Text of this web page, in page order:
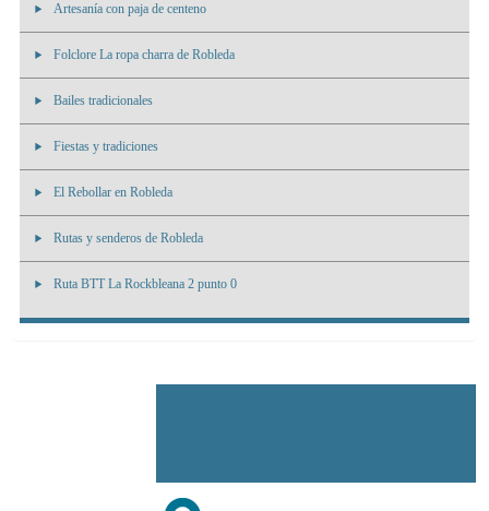
Artesanía con paja de centeno
Folclore La ropa charra de Robleda
Bailes tradicionales
Fiestas y tradiciones
El Rebollar en Robleda
Rutas y senderos de Robleda
Ruta BTT La Rockbleana 2 punto 0